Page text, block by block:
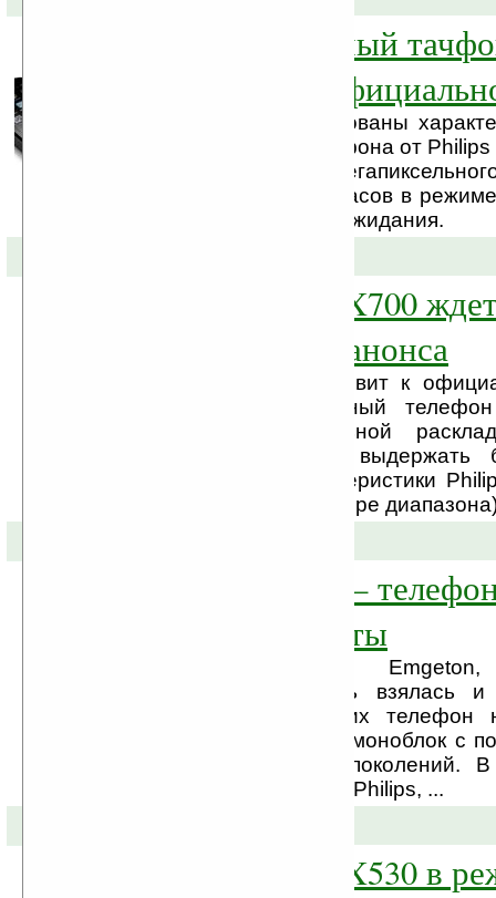
5-мегапиксельный
Xenium X830
Официально опубликованы
нового стильного тачфона от
Аккумулятор 5-
обеспечивает до 10 часов в
1,5 месяца в режиме ожидания.
Philips Xenium X700
официального анонса
Компания Philips готовит к
свой новый мобильный
Особенностью стильной
батарея, способная выдержать
целый месяц. Характеристики
Сети GSM/EDGE (четыре
Emgeton Enzo —
на две SIM-карты
Чешская компания
медиаплееры, теперь взялась
телефоны. Первый их телефон
Emgeton Enzo — это моноблок с
второго и третьего поколений.
чипсет от Qualcomm и Philips, ...
Philips Xenium X530 в